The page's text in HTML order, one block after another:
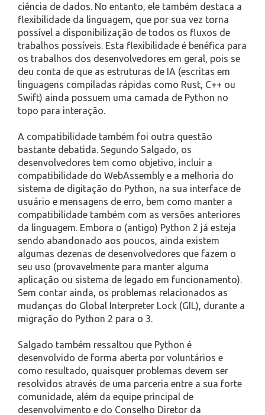
ciência de dados. No entanto, ele também destaca a
flexibilidade da linguagem, que por sua vez torna
possível a disponibilização de todos os fluxos de
trabalhos possíveis. Esta flexibilidade é benéfica para
os trabalhos dos desenvolvedores em geral, pois se
deu conta de que as estruturas de IA (escritas em
linguagens compiladas rápidas como Rust, C++ ou
Swift) ainda possuem uma camada de Python no
topo para interação.
A compatibilidade também foi outra questão
bastante debatida. Segundo Salgado, os
desenvolvedores tem como objetivo, incluir a
compatibilidade do WebAssembly e a melhoria do
sistema de digitação do Python, na sua interface de
usuário e mensagens de erro, bem como manter a
compatibilidade também com as versões anteriores
da linguagem. Embora o (antigo) Python 2 já esteja
sendo abandonado aos poucos, ainda existem
algumas dezenas de desenvolvedores que fazem o
seu uso (provavelmente para manter alguma
aplicação ou sistema de legado em funcionamento).
Sem contar ainda, os problemas relacionados as
mudanças do Global Interpreter Lock (GIL), durante a
migração do Python 2 para o 3.
Salgado também ressaltou que Python é
desenvolvido de forma aberta por voluntários e
como resultado, quaisquer problemas devem ser
resolvidos através de uma parceria entre a sua forte
comunidade, além da equipe principal de
desenvolvimento e do Conselho Diretor da